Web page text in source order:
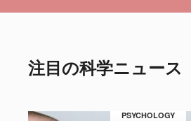
注目の科学ニュース
PSYCHOLOGY